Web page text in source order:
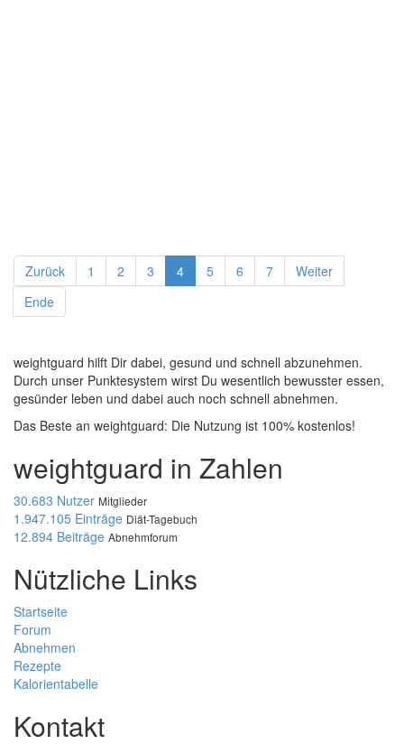
Zurück 1 2 3 4 5 6 7
Weiter
Ende
weightguard hilft Dir dabei, gesund und schnell abzunehmen.
Durch unser Punktesystem wirst Du wesentlich bewusster essen,
gesünder leben und dabei auch noch schnell abnehmen.
Das Beste an weightguard: Die Nutzung ist 100% kostenlos!
weightguard in Zahlen
30.683 Nutzer Mitglieder
1.947.105 Einträge Diät-Tagebuch
12.894 Beiträge Abnehmforum
Nützliche Links
Startseite
Forum
Abnehmen
Rezepte
Kalorientabelle
Kontakt